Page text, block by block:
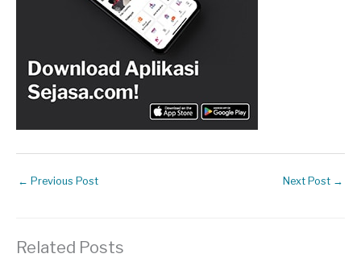
← Previous Post Next Post →
Related Posts